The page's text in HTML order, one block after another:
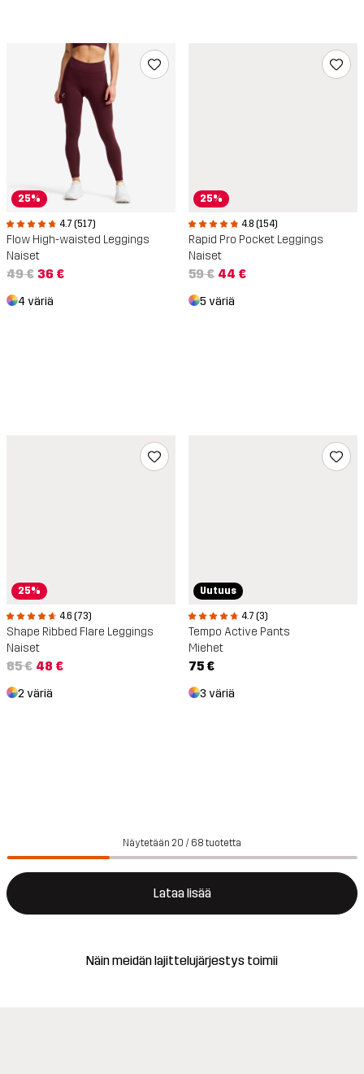
25%
4.7 (517)
Flow High-waisted Leggings
Naiset
49 € 36 €
4 väriä
25%
4.8 (154)
Rapid Pro Pocket Leggings
Naiset
59 € 44 €
5 väriä
25%
4.6 (73)
Shape Ribbed Flare Leggings
Naiset
65 € 48 €
2 väriä
Uutuus
4.7 (3)
Tempo Active Pants
Miehet
75 €
3 väriä
Näytetään 20 / 68 tuotetta
Lataa lisää
Näin meidän lajittelujärjestys toimii